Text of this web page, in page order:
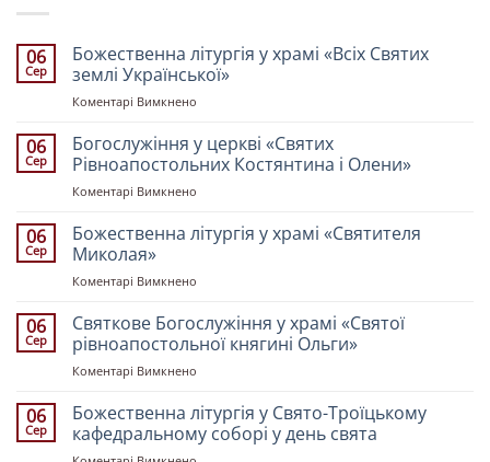
06
Сер
Божественна літургія у храмі «Всіх Святих
землі Української»
Коментарі Вимкнено
літургія
у
храмі
землі
Української»
06
Сер
Богослужіння у церкві «Святих
Рівноапостольних Костянтина і Олени»
Коментарі Вимкнено
у
церкві
і
Олени»
06
Сер
Божественна літургія у храмі «Святителя
Миколая»
Коментарі Вимкнено
літургія
у
храмі
06
Сер
Святкове Богослужіння у храмі «Святої
рівноапостольної княгині Ольги»
Коментарі Вимкнено
Богослужіння
у
храмі
06
Сер
Божественна літургія у Свято-Троїцькому
кафедральному соборі у день свята